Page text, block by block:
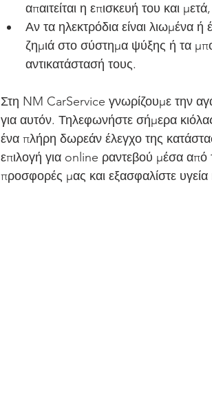
απαιτείται η επισκευή του και
Αν τα ηλεκτρόδια είναι λιωμένα
ζημιά στο σύστημα ψύξης ή τα
αντικατάστασή τους.
Στη NM CarService γνωρίζουμε την
για αυτόν. Τηλεφωνήστε σήμερα
ένα πλήρη δωρεάν έλεγχο της
επιλογή για online ραντεβού μέσα από
προσφορές μας και εξασφαλίστε